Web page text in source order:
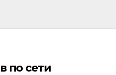
по сети